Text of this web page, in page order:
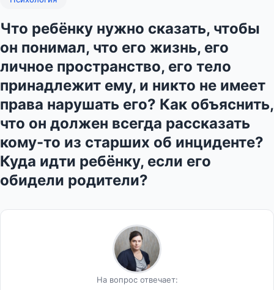
Что ребёнку нужно сказать, чтобы
он понимал, что его жизнь, его
личное пространство, его тело
принадлежит ему, и никто не имеет
права нарушать его? Как объяснить,
что он должен всегда рассказать
кому-то из старших об инциденте?
Куда идти ребёнку, если его
обидели родители?
На вопрос отвечает: